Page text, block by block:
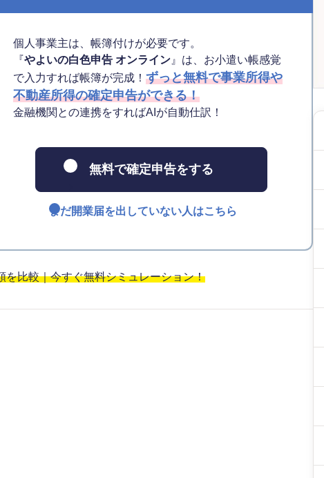
個人事業主は、帳簿付けが必要です。
『やよいの白色申告 オンライン 』は、お小遣い帳感覚
で入力すれば帳簿が完成！ ずっと無料で事業所得や
不動産所得の確定申告ができる！
金融機関との連携をすればAIが自動仕訳！
無料で確定申告をする
まだ開業届を出していない人はこちら
比較｜今すぐ無料シミュレーション！